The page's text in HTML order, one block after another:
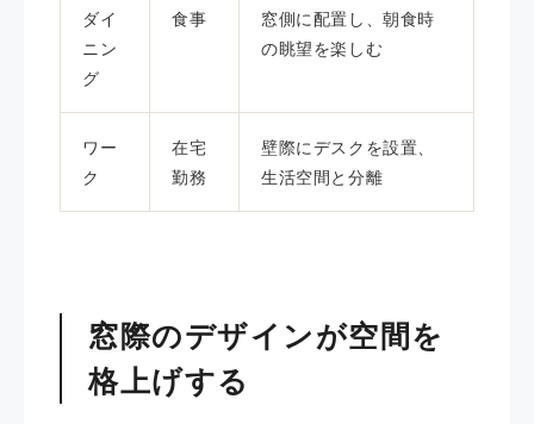
ダイ
ニン
グ
食事
窓側に配置し、朝食時
の眺望を楽しむ
ワー
ク
在宅
勤務
壁際にデスクを設置、
生活空間と分離
窓際のデザインが空間を
格上げする